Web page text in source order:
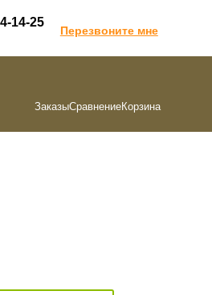
14-25
Перезвоните мне
ЗаказыСравнениеКорзина